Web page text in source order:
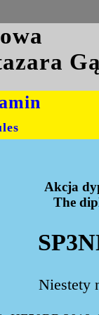
Akcja
The
Niestety